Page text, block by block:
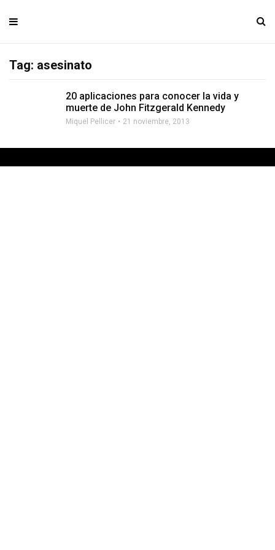
Tag: asesinato
20 aplicaciones para conocer la vida y
muerte de John Fitzgerald Kennedy
Miquel Pellicer 21 noviembre, 2013